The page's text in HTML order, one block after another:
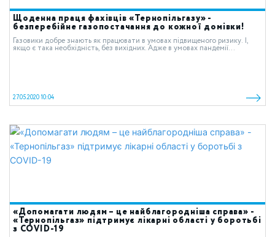
Щоденна праця фахівців «Тернопільгазу» -
безперебійне газопостачання до кожної домівки!
Газовики добре знають як працювати в умовах підвищеного ризику. І,
якщо є така необхідність, без вихідних. Адже в умовах пандемії...
27.05.2020 10:04
«Допомагати людям – це найблагородніша справа» -
«Тернопільгаз» підтримує лікарні області у боротьбі
з COVID-19